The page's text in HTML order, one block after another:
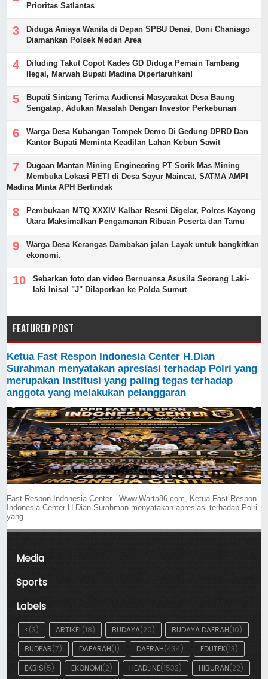
Prioritas Satlantas
Diduga Aniaya Wanita di Depan SPBU Denai, Doni Chaniago
Diamankan Polsek Medan Area
Dituding Takut Copot Kades GD Diduga Pemain Tambang
Ilegal, Marwah Bupati Madina Dipertaruhkan!
Bupati Sintang Terima Audiensi Masyarakat Desa Baung
Sengatap, Adukan Masalah Dengan Investor Perkebunan
Warga Desa Kubangan Tompek Demo Di Gedung DPRD Dan
Kantor Bupati Meminta Keadilan Lahan Kebun Sawit
Dugaan Mantan Mining Engineering PT Sorik Mas Mining
Membuka Lokasi PETI di Desa Sayur Maincat, SATMA AMPI
Madina Minta APH Bertindak
Pembukaan MTQ XXXIV Kalbar Resmi Digelar, Polres Kayong
Utara Maksimalkan Pengamanan Ribuan Peserta dan Tamu
Warga Desa Kerangas Dambakan jalan Layak untuk bangkitkan
ekonomi.
Sebarkan foto dan video Bernuansa Asusila Seorang Laki-
laki Inisal "J" Dilaporkan ke Polda Sumut
FEATURED POST
Ketua Fast Respon Indonesia Center H.Dian
Surahman menyatakan apresiasi terhadap Polri yang
merupakan Institusi yang paling tegas terhadap
anggota yang melakukan pelanggaran
Fast Respon Indonesia Center . Www.Warta86.com,-Ketua Fast Respon
Indonesia Center H.Dian Surahman menyatakan apresiasi terhadap Polri
yang ...
Media
Sports
Labels
<(3) ARTIKEL(18) BUDAYA(20) BUDAYA DAERAH(10)
BUDPAR(7) DAEARAH(1) DAERAH(434) EDUTEK(13)
EKBIS(5) EKONOMI(2) HEADLINE(1532) HIBURAN(22)